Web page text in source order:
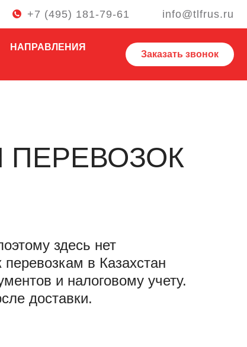
+7 (495) 181-79-61 info@tlfrus.ru
НАПРАВЛЕНИЯ
Заказать звонок
здесь нет
в Казахстан
и налоговому учету.
доставки.